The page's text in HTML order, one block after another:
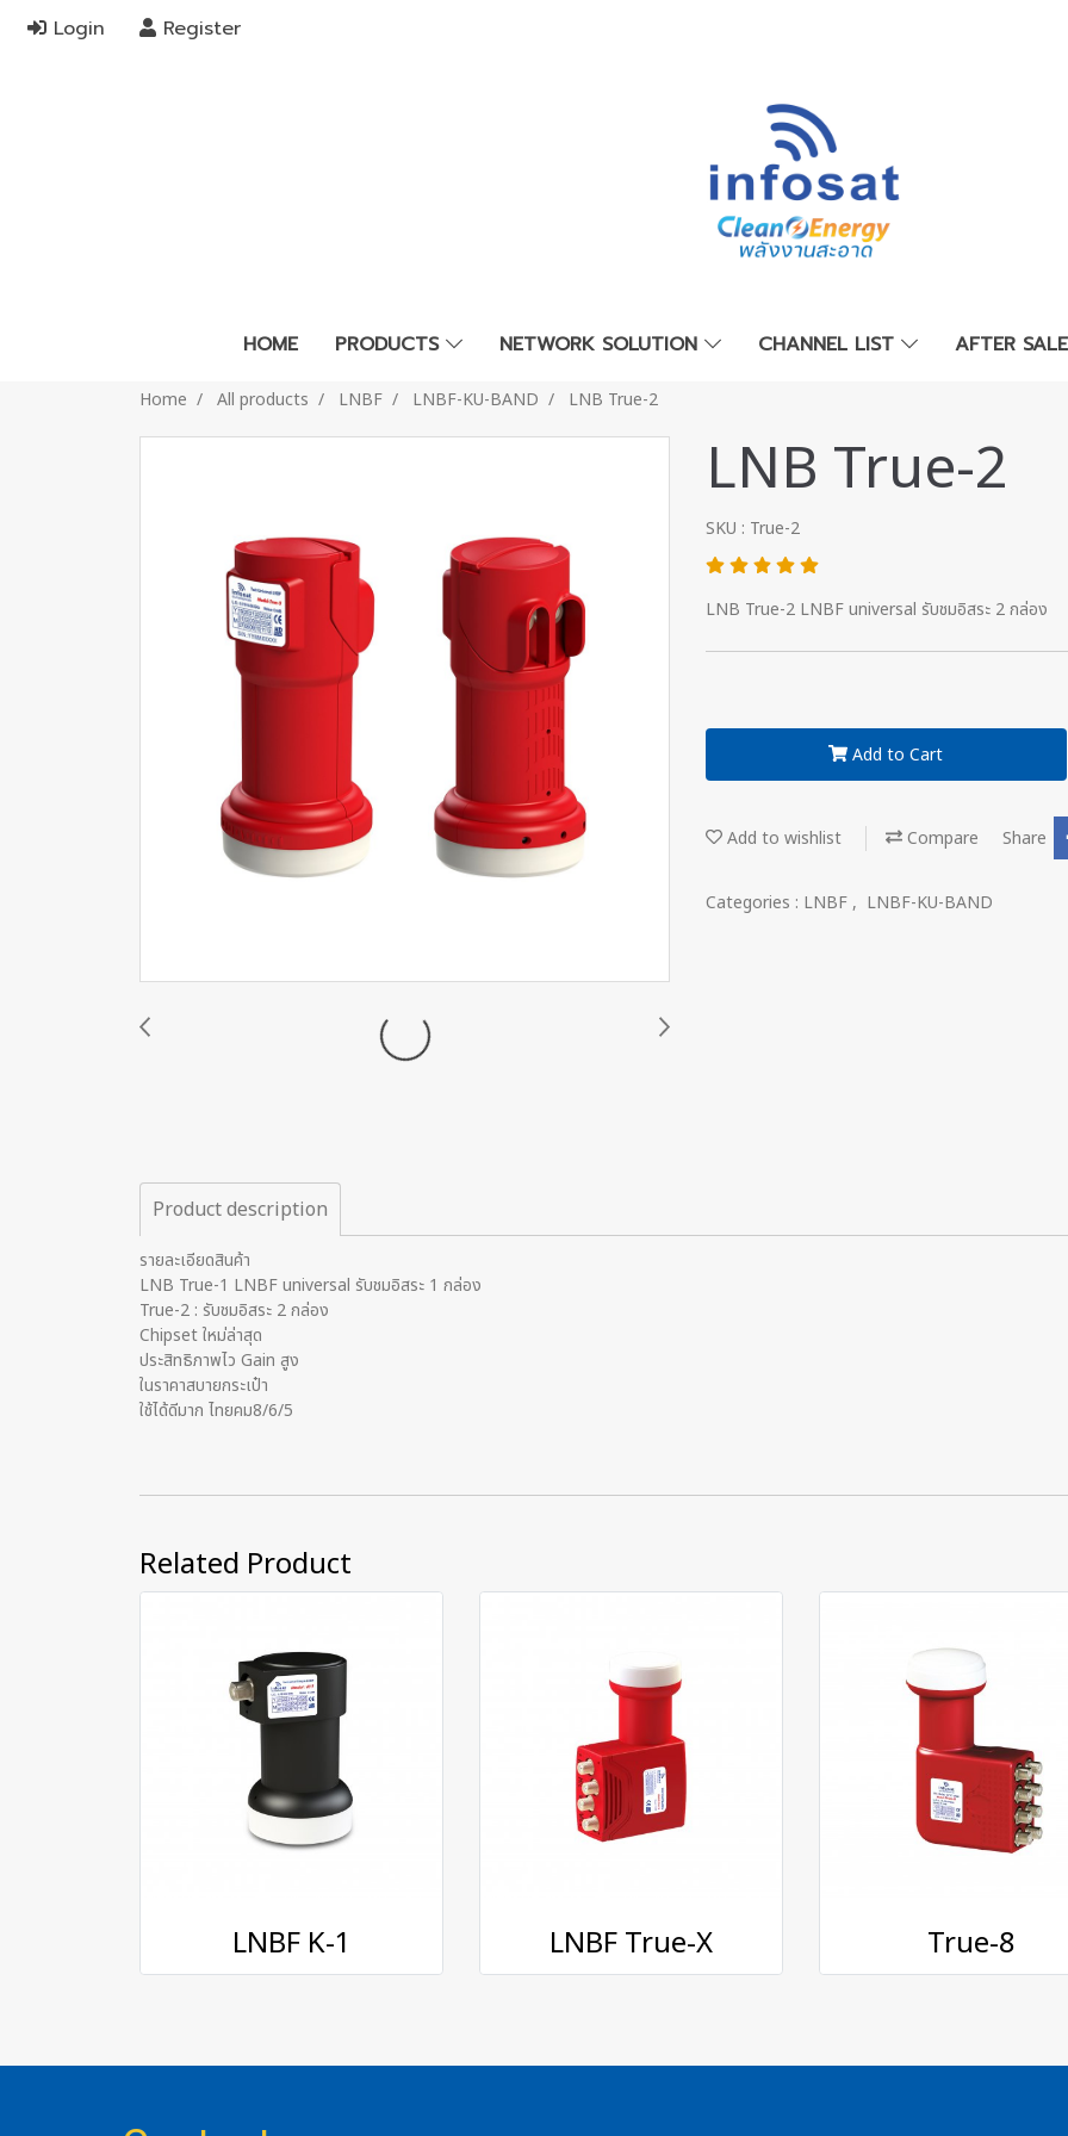
Login Register
HOME PRODUCTS NETWORK SOLUTION CHANNEL LIST AFTER
Home All products LNBF LNBF-KU-BAND LNB True-2
LNB True-2
SKU : True-2
LNB True-2 LNBF universal รับชมอิสระ 2 กล่อง
Add to Cart
Add to wishlist Compare Share
Categories : LNBF , LNBF-KU-BAND
Product description
รายละเอียดสินค้า
LNB True-1 LNBF universal รับชมอิสระ 1 กล่อง
True-2 : รับชมอิสระ 2 กล่อง
Chipset ใหม่ล่าสุด
ประสิทธิภาพไว Gain สูง
ในราคาสบายกระเป๋า
ใช้ได้ดีมาก ไทยคม8/6/5
Related Product
LNBF K-1 LNBF True-X True-8